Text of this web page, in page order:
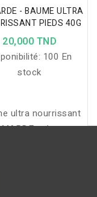
- BAUME ULTRA
PIEDS 40G
20,000 TND
100 En
stock
ultra nourrissant
: répare,
grâce à l’eau de
huile d’argan,